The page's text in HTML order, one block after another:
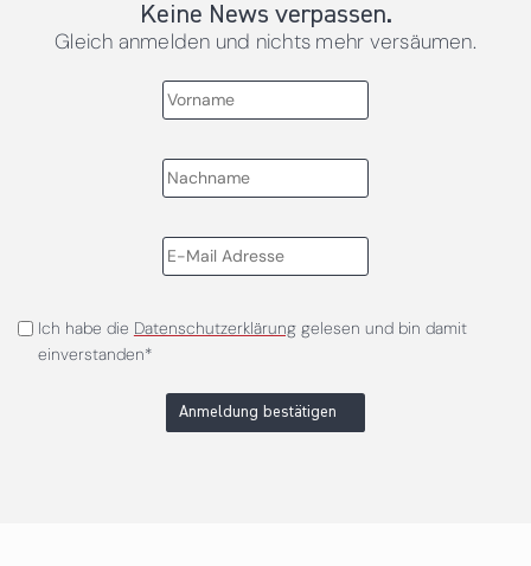
Keine News verpassen.
Gleich anmelden und nichts mehr versäumen.
Ich habe die Datenschutzerklärunggelesen und bin damit
einverstanden*
Anmeldung bestätigen